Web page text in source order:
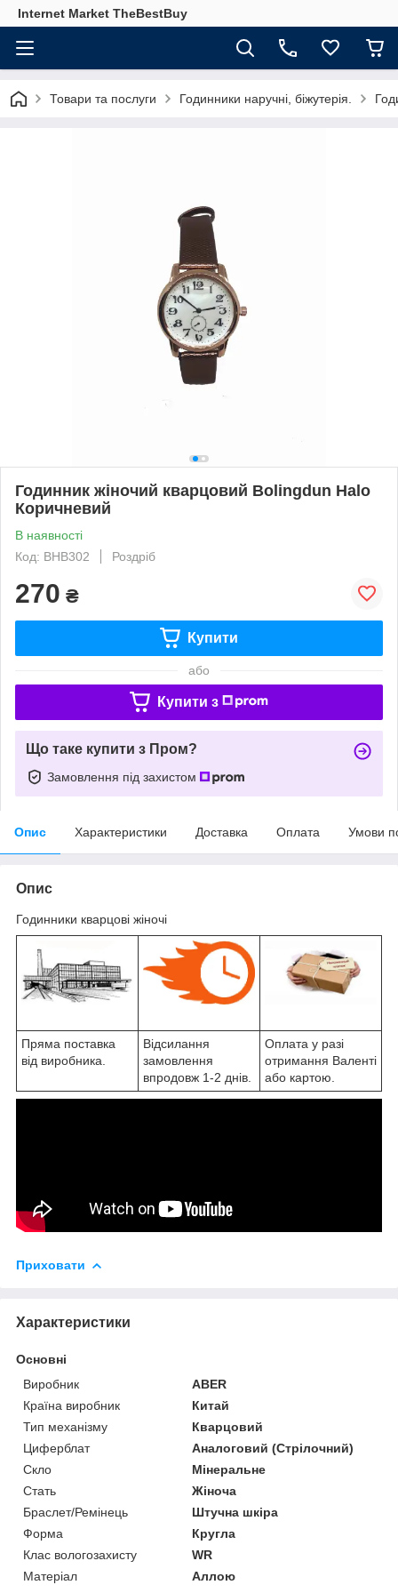
Internet Market TheBestBuy
Товари та послуги Годинники наручні, біжутерія.
Годинник жіночий кварцовий Bolingdun Halo
Коричневий
В наявності
Код: BHB302
Роздріб
270 ₴
Купити
або
Купити з
Що таке купити з Пром?
Замовлення під захистом
Опис Характеристики Доставка Оплата Умови
Опис
Годинники кварцові жіночі
Пряма поставка
від виробника.
Відсилання
замовлення
впродовж 1-2 днів.
Оплата у разі
отримання Валенті
або картою.
Приховати
Характеристики
Основні
Виробник
ABER
Країна виробник
Китай
Тип механізму
Кварцовий
Циферблат
Аналоговий (Стрілочний)
Скло
Мінеральне
Стать
Жіноча
Браслет/Ремінець
Штучна шкіра
Форма
Кругла
Клас вологозахисту
WR
Матеріал
Аллою